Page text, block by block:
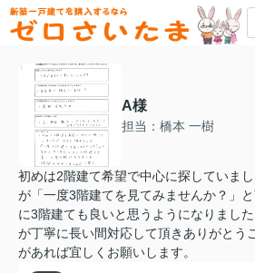
A様
担当：橋本 一樹
初めは2階建て希望で中心に探していま
が「一度3階建てを見てみませんか？」
に3階建ても良いと思うようになりまし
が丁寧に長い間対応して頂きありがとう
があれば宜しくお願いします。